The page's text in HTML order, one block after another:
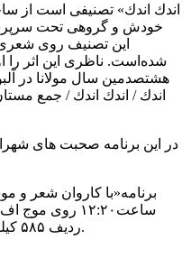
خودش و گروهی تحت
این تصنیف روی شعری
هشتصدمین سال مولانا در
اندك / اندك اندك / جمع
در این برنامه صحبت های
برنامه«با كاروان شعر و
ردیف ۵۸۵ كیلوهرتز از رادیو فرهنگ پخش می‌شود.